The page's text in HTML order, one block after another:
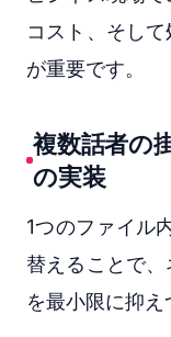
コスト、そし
が重要です。
複数話者の
の実装
1つのファイル
替えることで、
を最小限に抑え